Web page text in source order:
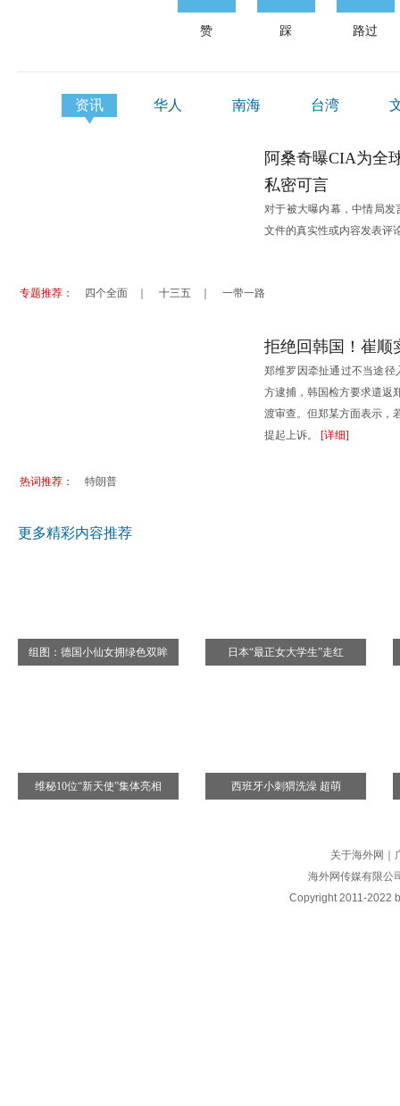
赞 踩 路过
资讯 华人 南海 台湾
阿桑奇曝CIA为全
私密可言
对于被大曝内幕，中情局发
文件的真实性或内容发表评
专题推荐： 四个全面 十三五 一带一路
拒绝回韩国！崔顺
郑维罗因牵扯通过不当途径
方逮捕，韩国检方要求遣返
渡审查。但郑某方面表示，
提起上诉。 [详细]
热词推荐： 特朗普
更多精彩内容推荐
组图：德国小仙女拥绿色双眸 日本“最正女大学生”走红
维秘10位“新天使”集体亮相 西班牙小刺猬洗澡 超萌
关于海外网
海外网传媒有限公
Copyright2011-2022